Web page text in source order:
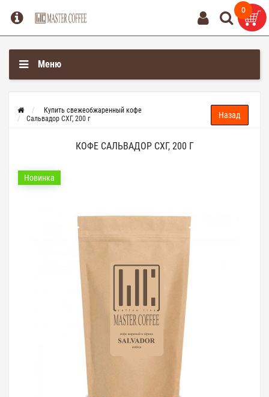
0
Меню
Купить свежеобжаренный кофе
Сальвадор СХГ, 200 г
КОФЕ САЛЬВАДОР СХГ, 200 Г
Новинка
0